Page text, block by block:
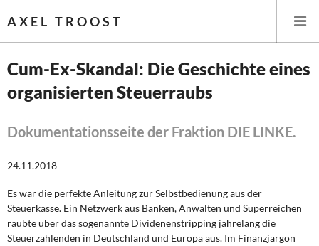
AXEL TROOST
Startseite
Themen
Leitlinien linker Wirtschafts- und Finanzpolitik
Wirtschaftspolitik
Steuer- und Finanzpolitik
Cum-Ex-Skandal: Die Geschichte eines
organisierten Steuerraubs
Dokumentationsseite der Fraktion DIE LINKE.
24.11.2018
Es war die perfekte Anleitung zur Selbstbedienung aus der
Steuerkasse. Ein Netzwerk aus Banken, Anwälten und Superreichen
raubte über das sogenannte Dividenenstripping jahrelang die
Steuerzahlenden in Deutschland und Europa aus. Im Finanzjargon